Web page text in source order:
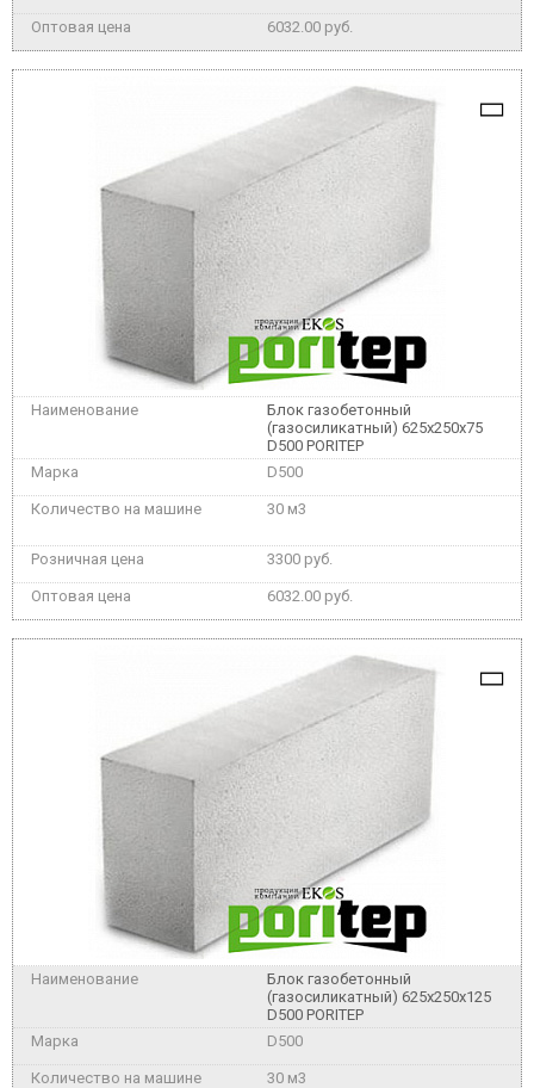
6032.00 руб.
Блок газобетонный
(газосиликатный) 625x250x75
D500 PORITEP
D500
30 м3
3300 руб.
6032.00 руб.
Блок газобетонный
(газосиликатный) 625x250x125
D500 PORITEP
D500
30 м3